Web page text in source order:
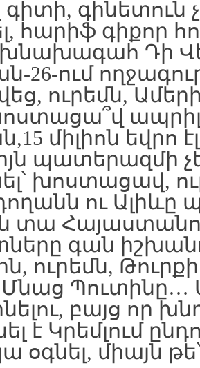
գինետուն
հարիֆ գիքոր
Դի
26-ում
ուրեմն,
միլիոն եվրո
պատերազմի
խոստացավ,
ու Ալիևը
տա
գան
ուրեմն,
Մնաց Պուտինը…
բայց որ
է Կրեմլում
օգնել, միայն